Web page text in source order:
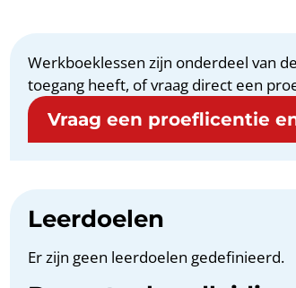
Werkboeklessen zijn onderdeel van
toegang heeft, of vraag direct een
Vraag een proeflicentie
Leerdoelen
Er zijn geen leerdoelen gedefinieerd.